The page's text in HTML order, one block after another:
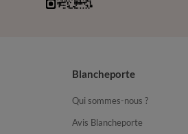
Blancheporte
Qui sommes-nous ?
Avis Blancheporte